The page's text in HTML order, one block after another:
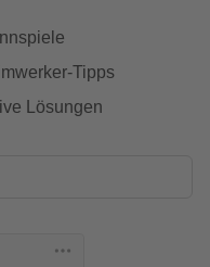
Tipps
Lösungen